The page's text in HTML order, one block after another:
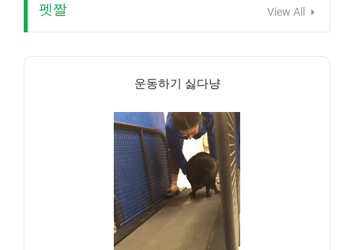
펫짤 View All
운동하기 싫다냥